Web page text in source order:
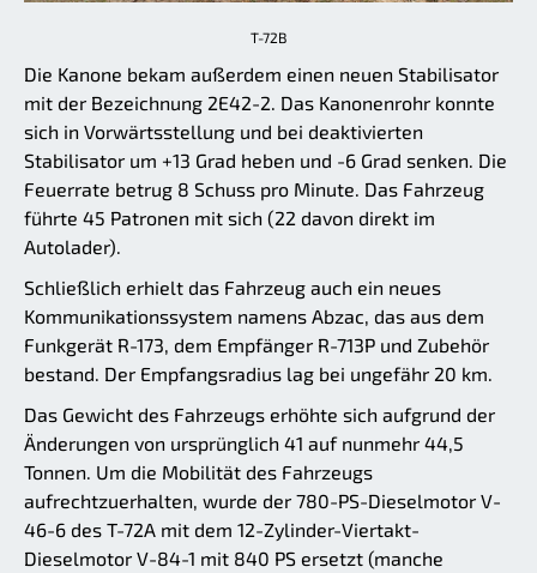
T-72B
Die Kanone bekam außerdem einen neuen Stabilisator
mit der Bezeichnung 2E42-2. Das Kanonenrohr konnte
sich in Vorwärtsstellung und bei deaktivierten
Stabilisator um +13 Grad heben und -6 Grad senken. Die
Feuerrate betrug 8 Schuss pro Minute. Das Fahrzeug
führte 45 Patronen mit sich (22 davon direkt im
Autolader).
Schließlich erhielt das Fahrzeug auch ein neues
Kommunikationssystem namens Abzac, das aus dem
Funkgerät R-173, dem Empfänger R-713P und Zubehör
bestand. Der Empfangsradius lag bei ungefähr 20 km.
Das Gewicht des Fahrzeugs erhöhte sich aufgrund der
Änderungen von ursprünglich 41 auf nunmehr 44,5
Tonnen. Um die Mobilität des Fahrzeugs
aufrechtzuerhalten, wurde der 780-PS-Dieselmotor V-
46-6 des T-72A mit dem 12-Zylinder-Viertakt-
Dieselmotor V-84-1 mit 840 PS ersetzt (manche